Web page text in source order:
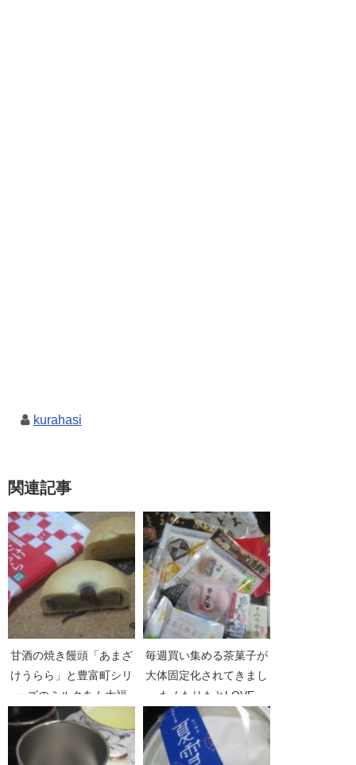
kurahasi
関連記事
甘酒の焼き饅頭「あまざ
けうらら」と豊富町シリ
ーズのミルクあん大福
毎週買い集める茶菓子が
大体固定化されてきまし
た / もりもとLOVE